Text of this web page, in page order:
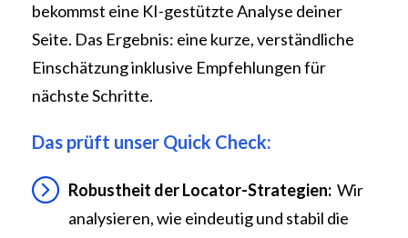
bekommst eine KI-gestützte Analyse deiner
Seite. Das Ergebnis: eine kurze, verständliche
Einschätzung inklusive Empfehlungen für
nächste Schritte.
Das prüft unser Quick Check:
Robustheit der Locator-Strategien: Wir
analysieren, wie eindeutig und stabil die